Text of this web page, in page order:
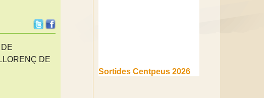
DE
(1a part)